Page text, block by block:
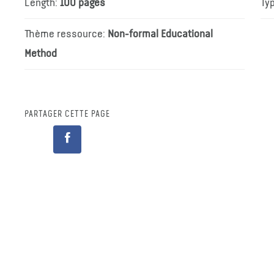
Length: 100 pages
Thème ressource: Non-formal Educational
Method
PARTAGER CETTE PAGE